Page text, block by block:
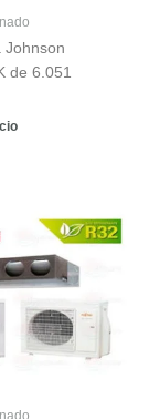
Johnson
de 6.051